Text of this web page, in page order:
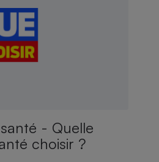
- Quelle
choisir ?